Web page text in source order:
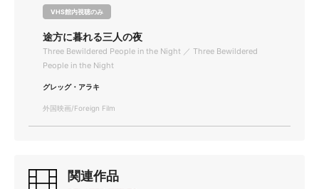
VHS館内視聴のみ
途方に暮れる三人の夜
Three Bewildered People in the Night ／ Three Bewildered
People in the Night
グレッグ・アラキ
外国映画/Foreign Film
関連作品